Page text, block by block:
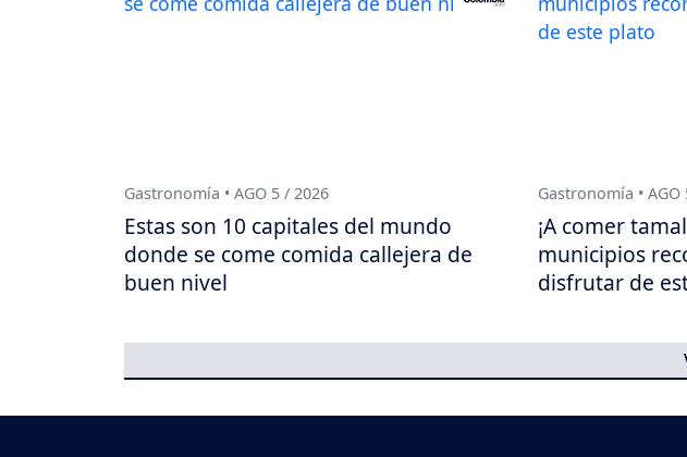
Gastronomía • AGO 5 / 2026
Estas son 10 capitales del mundo
donde se come comida callejera de
buen nivel
Gastronomía • AGO
¡A comer
municipios
disfrutar de